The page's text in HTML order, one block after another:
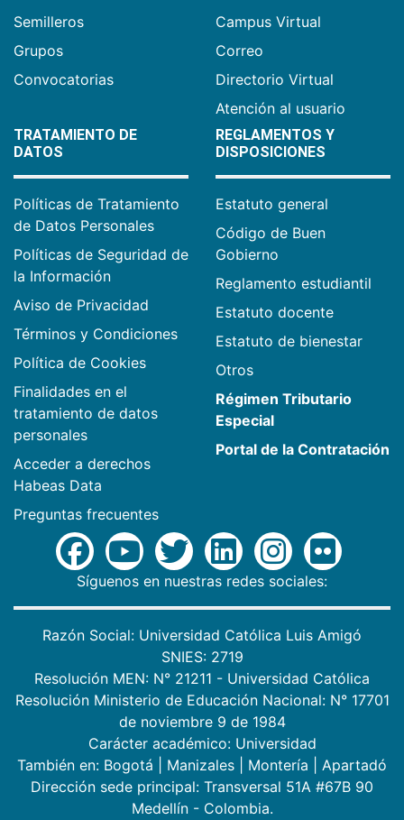
Semilleros
Grupos
Convocatorias
Campus Virtual
Correo
Directorio Virtual
Atención al usuario
TRATAMIENTO DE
DATOS
Políticas de Tratamiento
de Datos Personales
Políticas de Seguridad de
la Información
Aviso de Privacidad
Términos y Condiciones
Política de Cookies
Finalidades en el
tratamiento de datos
personales
Acceder a derechos
Habeas Data
Preguntas frecuentes
REGLAMENTOS Y
DISPOSICIONES
Estatuto general
Código de Buen
Gobierno
Reglamento estudiantil
Estatuto docente
Estatuto de bienestar
Otros
Régimen Tributario
Especial
Portal de la Contratación
Síguenos en nuestras redes sociales:
Razón Social: Universidad Católica Luis Amigó
SNIES: 2719
Resolución MEN: N° 21211 - Universidad Católica
Resolución Ministerio de Educación Nacional: N° 17701
de noviembre 9 de 1984
Carácter académico: Universidad
También en: Bogotá Manizales Montería
Apartadó
Dirección sede principal: Transversal 51A #67B 90
Medellín - Colombia.